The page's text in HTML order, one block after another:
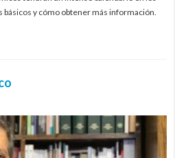
básicos y cómo obtener más información.